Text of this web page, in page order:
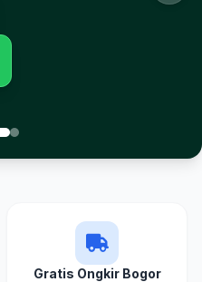
Gratis Ongkir Bogor